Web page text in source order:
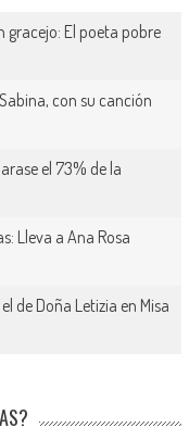
gracejo: El poeta pobre
con su canción
el 73% de la
Lleva a Ana Rosa
de Doña Letizia en Misa